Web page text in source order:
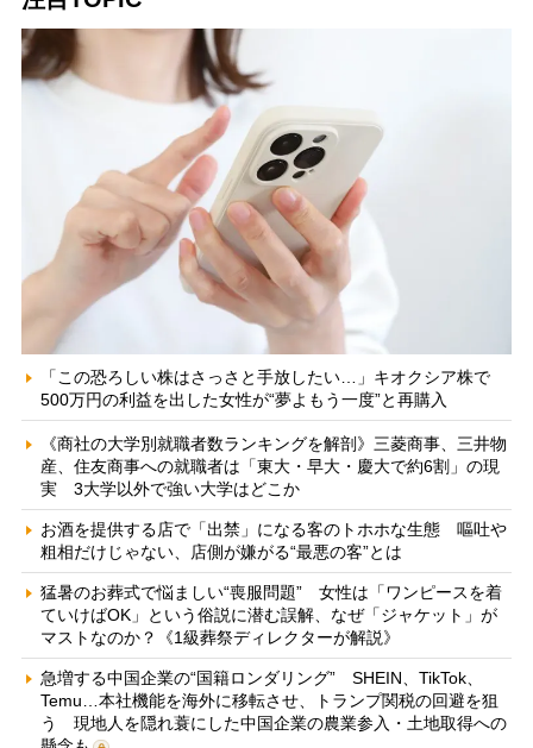
「この恐ろしい株はさっさと手放したい…」キオクシア株で
500万円の利益を出した女性が“夢よもう一度”と再購入
《商社の大学別就職者数ランキングを解剖》三菱商事、三井物
産、住友商事への就職者は「東大・早大・慶大で約6割」の現
実 3大学以外で強い大学はどこか
お酒を提供する店で「出禁」になる客のトホホな生態 嘔吐や
粗相だけじゃない、店側が嫌がる“最悪の客”とは
猛暑のお葬式で悩ましい“喪服問題” 女性は「ワンピースを着
ていけばOK」という俗説に潜む誤解、なぜ「ジャケット」が
マストなのか？《1級葬祭ディレクターが解説》
急増する中国企業の“国籍ロンダリング” SHEIN、TikTok、
Temu…本社機能を海外に移転させ、トランプ関税の回避を狙
う 現地人を隠れ蓑にした中国企業の農業参入・土地取得への